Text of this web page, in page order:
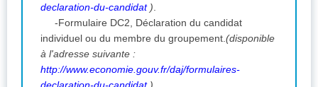
declaration-du-candidat)
-Formulaire DC2, Déclaration du candidat
individuel ou du membre du groupement. (disponible
à l'adresse suivante :
http://www.economie.gouv.fr/daj/formulaires-